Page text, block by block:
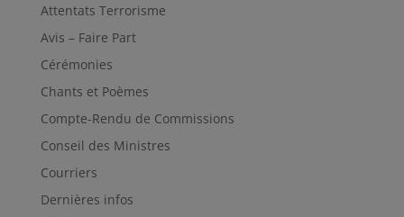
Attentats Terrorisme
Avis – Faire Part
Cérémonies
Chants et Poèmes
Compte-Rendu de Commissions
Conseil des Ministres
Courriers
Dernières infos